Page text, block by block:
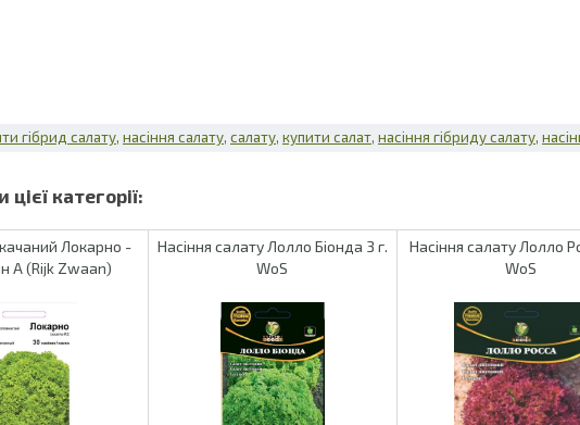
гібрид салату насіння салату салату купити салат насіння гібриду салату
Локарно -
А (Rijk Zwaan)
Насіння салату Лолло Біонда 3 г.
WoS
Насіння салату Лолло
WoS